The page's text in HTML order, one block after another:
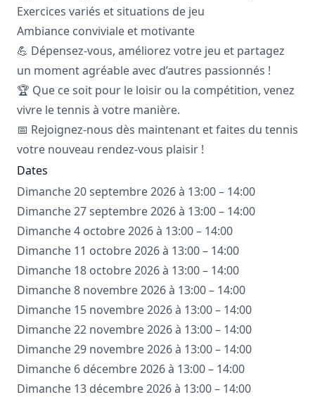
Exercices variés et situations de jeu
Ambiance conviviale et motivante
💪 Dépensez-vous, améliorez votre jeu et partagez
un moment agréable avec d’autres passionnés !
🏆 Que ce soit pour le loisir ou la compétition, venez
vivre le tennis à votre manière.
📅 Rejoignez-nous dès maintenant et faites du tennis
votre nouveau rendez-vous plaisir !
Dates
Dimanche 20 septembre 2026 à 13:00 – 14:00
Dimanche 27 septembre 2026 à 13:00 – 14:00
Dimanche 4 octobre 2026 à 13:00 – 14:00
Dimanche 11 octobre 2026 à 13:00 – 14:00
Dimanche 18 octobre 2026 à 13:00 – 14:00
Dimanche 8 novembre 2026 à 13:00 – 14:00
Dimanche 15 novembre 2026 à 13:00 – 14:00
Dimanche 22 novembre 2026 à 13:00 – 14:00
Dimanche 29 novembre 2026 à 13:00 – 14:00
Dimanche 6 décembre 2026 à 13:00 – 14:00
Dimanche 13 décembre 2026 à 13:00 – 14:00